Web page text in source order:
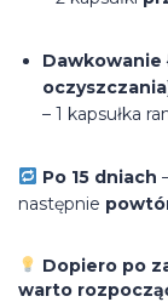
Dawkowanie
– 1 kapsułka
Po 15 dniach
następnie
Dopiero po
warto